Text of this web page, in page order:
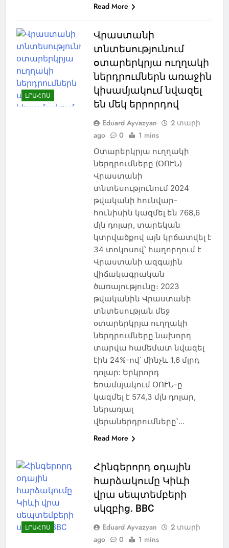
Read More
ԼՐԱՀՈՍ
Վրաստանի
տնտեսությունում
օտարերկրյա ուղղակի
ներդրումներն առաջին
կիսամյակում նվազել
են մեկ երրորդով
Eduard Ayvazyan
2 տարի
ago
0 1 mins
Օտարերկրյա ուղղակի
ներդրումները (ՕՈՒՆ)
Վրաստանի
տնտեսությունում 2024
թվականի հունվար-
հունիսին կազմել են 768,6
մլն դոլար, տարեկան
կտրվածքով այն կրճատվել է
34 տոկոսով՝ հաղորդում է
Վրաստանի ազգային
վիճակագրական
ծառայությունը։ 2023
թվականին Վրաստանի
տնտեսության մեջ
օտարերկրյա ուղղակի
ներդրումները նախորդ
տարվա համեմատ նվազել
էին 24%-ով՝ մինչև 1,6 մլրդ
դոլար: Երկրորդ
եռամսյակում ՕՈՒՆ-ը
կազմել է 574,3 մլն դոլար,
ներառյալ
վերաներդրումները՝…
Read More
ԼՐԱՀՈՍ
Հինգերորդ օդային
հարձակումը Կիևի
վրա սեպտեմբերի
սկզբից. BBC
Eduard Ayvazyan
2 տարի
ago
0 1 mins